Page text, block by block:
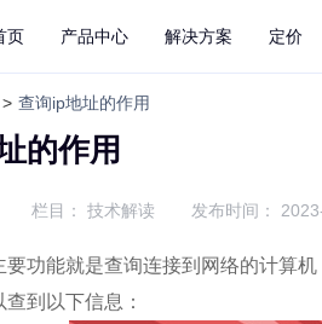
页 产品中心 解决方案 定价
> 查询ip地址的作用
的作用
栏目： 技术解读 发布时间：
要功能就是查询连接到网络的计算
查到以下信息：